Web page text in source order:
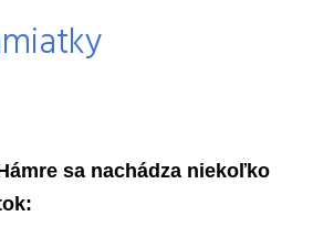
sa nachádza niekoľko